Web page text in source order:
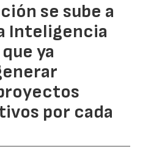
se sube a
Inteligencia
ya
por cada